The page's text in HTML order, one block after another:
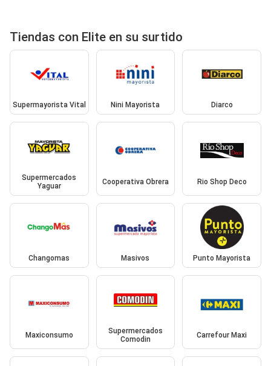
Tiendas con Elite en su surtido
Supermayorista Vital Nini Mayorista Diarco
Supermercados
Yaguar
Cooperativa Obrera Rio Shop Deco
Changomas Masivos Punto Mayorista
Maxiconsumo
Supermercados
Comodin
Carrefour Maxi